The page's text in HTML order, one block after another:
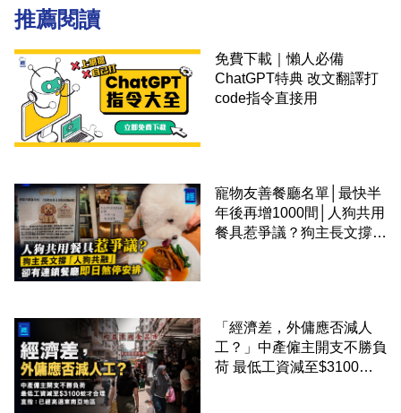
推薦閱讀
免費下載｜懶人必備
ChatGPT特典 改文翻譯打
code指令直接用
寵物友善餐廳名單│最快半
年後再增1000間│人狗共用
餐具惹爭議？狗主長文撐
「經濟差，外傭應否減人
工？」中產僱主開支不勝負
荷 最低工資減至$3100蚊